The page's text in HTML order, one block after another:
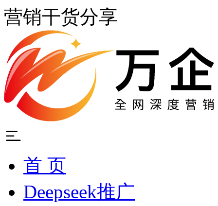
营销干货分享
首 页
Deepseek推广